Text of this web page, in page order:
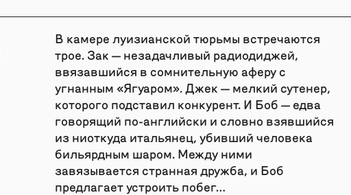
В камере луизианской тюрьмы встречаются
трое. Зак — незадачливый радиодиджей,
ввязавшийся в сомнительную аферу с
угнанным «Ягуаром». Джек — мелкий сутенер,
которого подставил конкурент. И Боб — едва
говорящий по-английски и словно взявшийся
из ниоткуда итальянец, убивший человека
бильярдным шаром. Между ними
завязывается странная дружба, и Боб
предлагает устроить побег…